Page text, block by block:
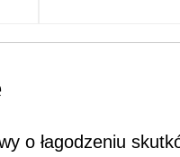
o łagodzeniu